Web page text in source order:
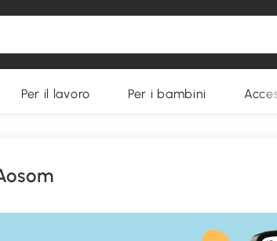
Per il lavoro Per i bambini